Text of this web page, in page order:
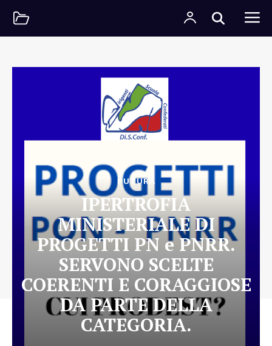
FUTURA
IPERTROFIA
MINISTERIALE DI
PROGETTI PN e PNRR.
SERVONO SCELTE
COERENTI E CORAGGIOSE
DA PARTE DELLA
CATEGORIA.